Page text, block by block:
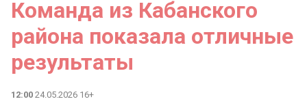
Команда из Кабанского
района показала отличные
результаты
12:00 24.05.2026 16+